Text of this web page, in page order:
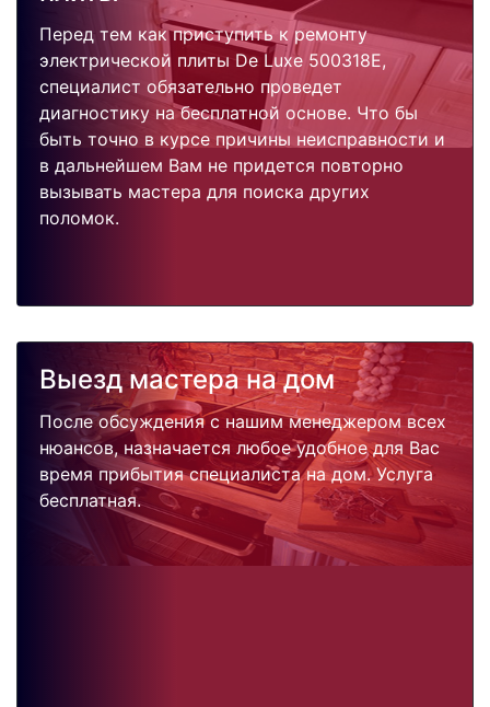
Перед тем как приступить к ремонту
электрической плиты De Luxe 500318E,
специалист обязательно проведет
диагностику на бесплатной основе. Что бы
быть точно в курсе причины неисправности и
в дальнейшем Вам не придется повторно
вызывать мастера для поиска других
поломок.
Выезд мастера на дом
После обсуждения с нашим менеджером всех
нюансов, назначается любое удобное для Вас
время прибытия специалиста на дом. Услуга
бесплатная.